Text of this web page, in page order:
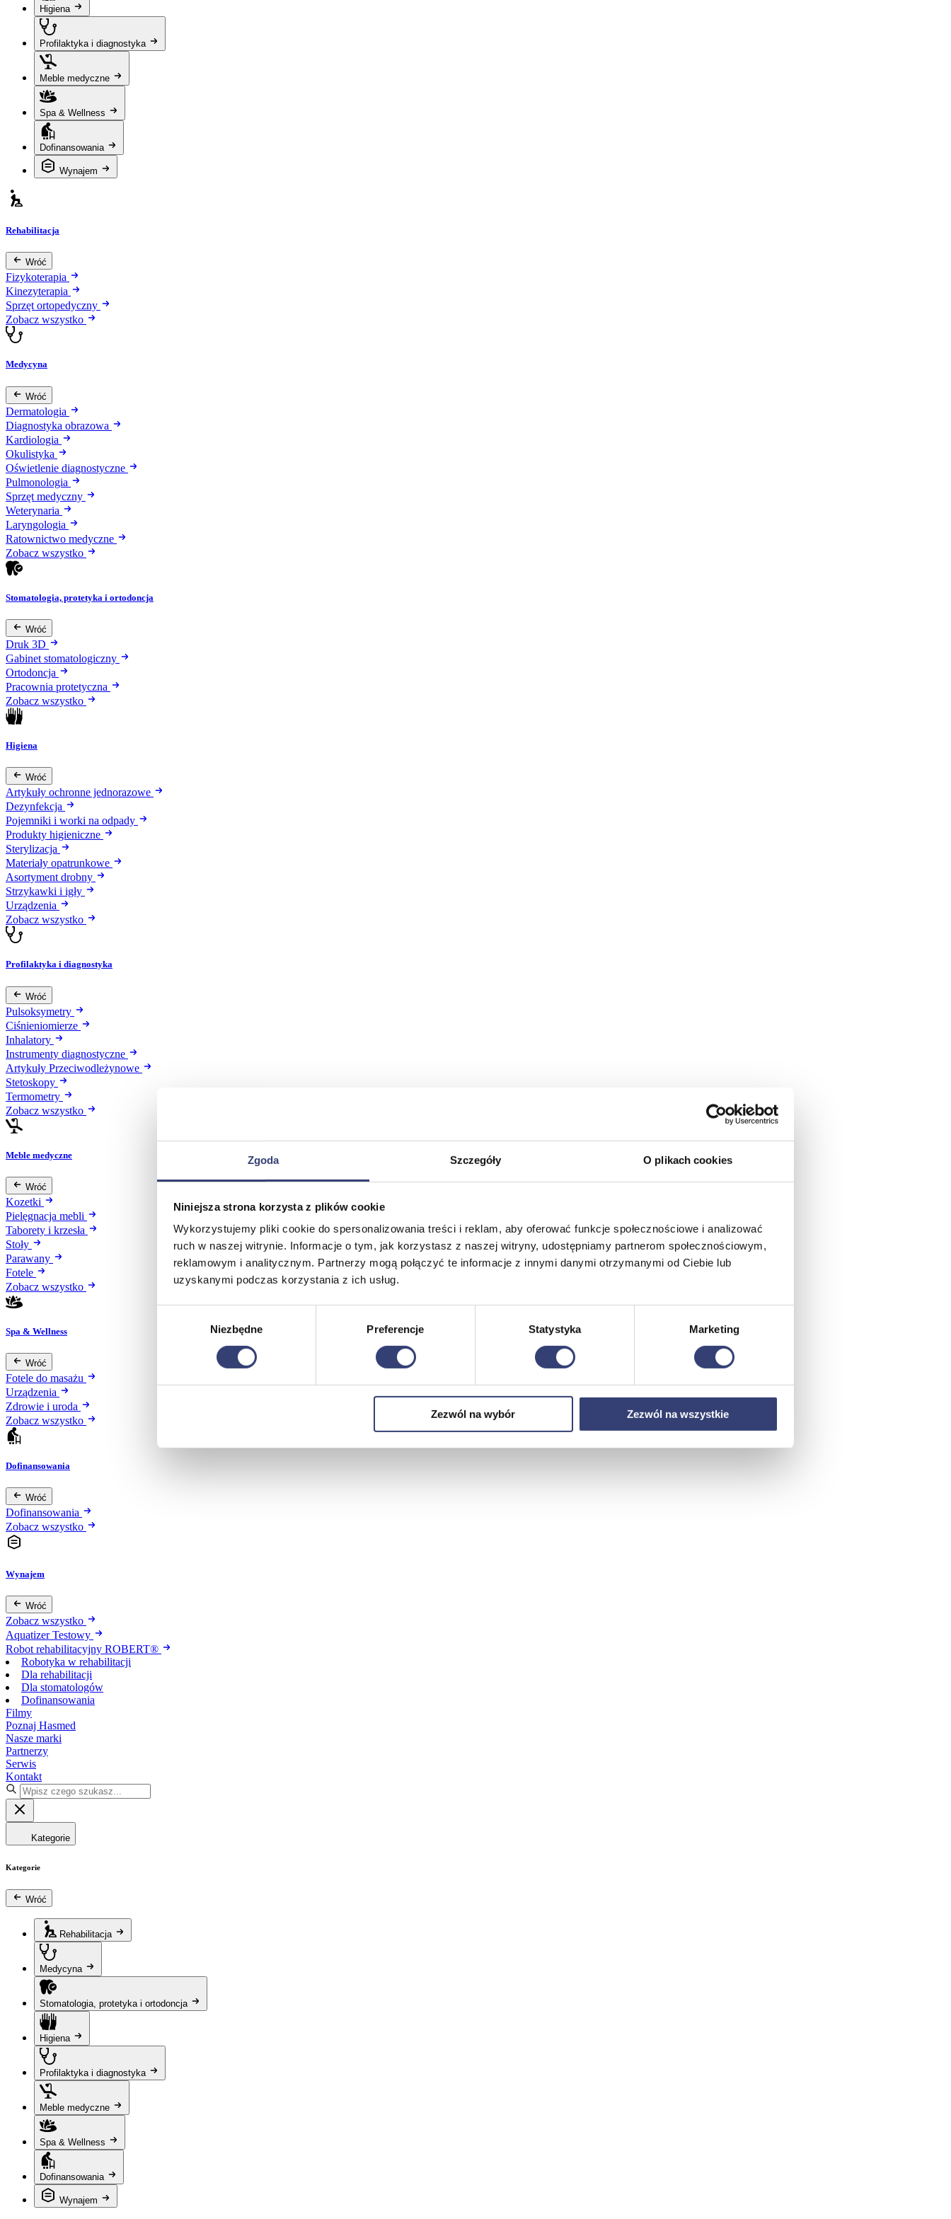
Zgoda Szczegóły O plikach cookies
Niniejsza strona korzysta z plików cookie
Wykorzystujemy pliki cookie do spersonalizowania treści i reklam, aby oferować funkcje społecznościowe i analizować
ruch w naszej witrynie. Informacje o tym, jak korzystasz z naszej witryny, udostępniamy partnerom społecznościowym,
reklamowym i analitycznym. Partnerzy mogą połączyć te informacje z innymi danymi otrzymanymi od Ciebie lub
uzyskanymi podczas korzystania z ich usług.
Niezbędne Preferencje Statystyka Marketing
Zezwól na wybór Zezwól na wszystkie
Higiena
Profilaktyka i diagnostyka
Meble medyczne
Spa & Wellness
Dofinansowania
Wynajem
Rehabilitacja
Wróć
Fizykoterapia
Kinezyterapia
Sprzęt ortopedyczny
Zobacz wszystko
Medycyna
Wróć
Dermatologia
Diagnostyka obrazowa
Kardiologia
Okulistyka
Oświetlenie diagnostyczne
Pulmonologia
Sprzęt medyczny
Weterynaria
Laryngologia
Ratownictwo medyczne
Zobacz wszystko
Stomatologia, protetyka i ortodoncja
Wróć
Druk 3D
Gabinet stomatologiczny
Ortodoncja
Pracownia protetyczna
Zobacz wszystko
Higiena
Wróć
Artykuły ochronne jednorazowe
Dezynfekcja
Pojemniki i worki na odpady
Produkty higieniczne
Sterylizacja
Materiały opatrunkowe
Asortyment drobny
Strzykawki i igły
Urządzenia
Zobacz wszystko
Profilaktyka i diagnostyka
Wróć
Pulsoksymetry
Ciśnieniomierze
Inhalatory
Instrumenty diagnostyczne
Artykuły Przeciwodleżynowe
Stetoskopy
Termometry
Zobacz wszystko
Meble medyczne
Wróć
Kozetki
Pielęgnacja mebli
Taborety i krzesła
Stoły
Parawany
Fotele
Zobacz wszystko
Spa & Wellness
Wróć
Fotele do masażu
Urządzenia
Zdrowie i uroda
Zobacz wszystko
Dofinansowania
Wróć
Dofinansowania
Zobacz wszystko
Wynajem
Wróć
Zobacz wszystko
Aquatizer Testowy
Robot rehabilitacyjny ROBERT®
Robotyka w rehabilitacji
Dla rehabilitacji
Dla stomatologów
Dofinansowania
Filmy
Poznaj Hasmed
Nasze marki
Partnerzy
Serwis
Kontakt
Kategorie
Kategorie
Wróć
Rehabilitacja
Medycyna
Stomatologia, protetyka i ortodoncja
Higiena
Profilaktyka i diagnostyka
Meble medyczne
Spa & Wellness
Dofinansowania
Wynajem